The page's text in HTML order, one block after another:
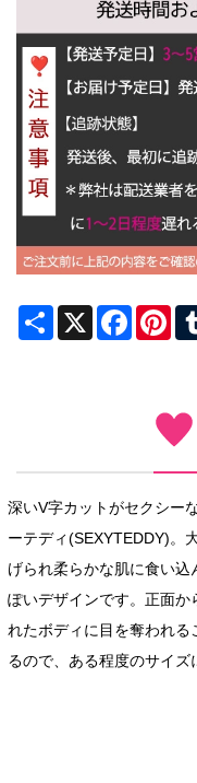
Share X
深いV字カットがセクシー
ーテディ(SEXYTEDDY)。
げられ柔らかな肌に食い
ぽいデザインです。正面か
れたボディに目を奪われる
るので、ある程度のサイズ